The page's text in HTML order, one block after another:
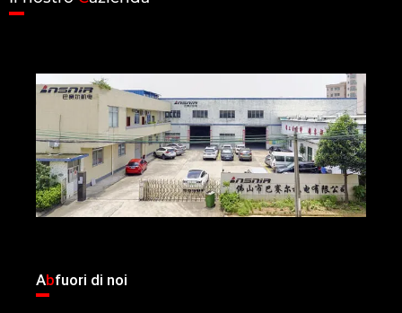
Abfuori di noi